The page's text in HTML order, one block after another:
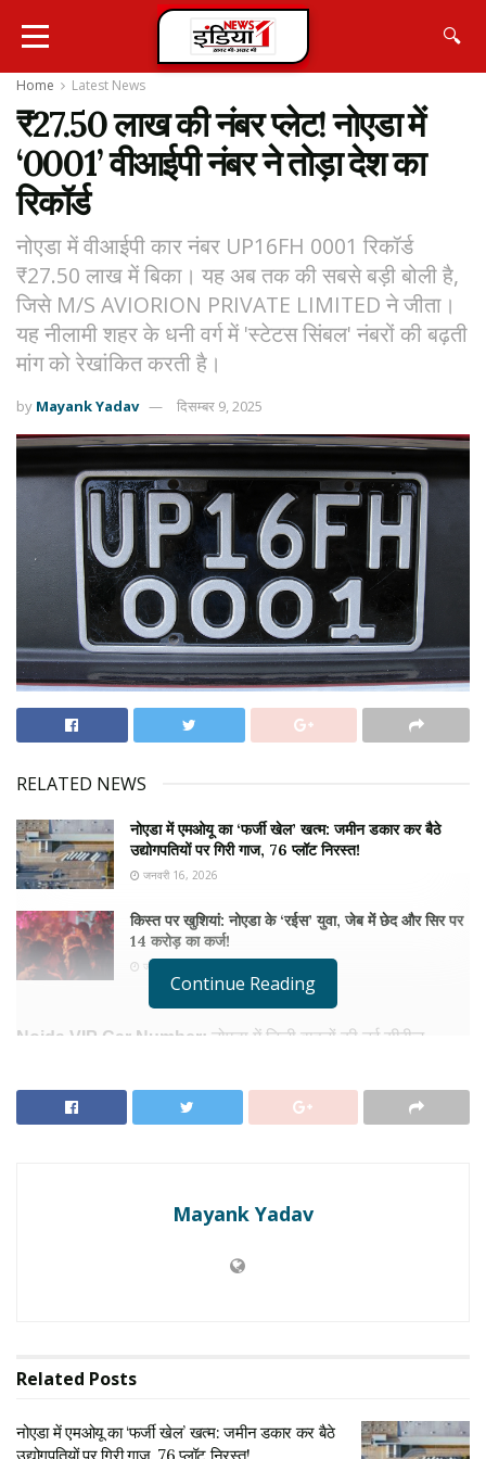
🔍
Home Latest News
₹27.50 लाख की नंबर प्लेट! नोएडा में
‘0001’ वीआईपी नंबर ने तोड़ा देश का
रिकॉर्ड
नोएडा में वीआईपी कार नंबर UP16FH 0001 रिकॉर्ड
₹27.50 लाख में बिका। यह अब तक की सबसे बड़ी बोली है,
जिसे M/S AVIORION PRIVATE LIMITED ने जीता।
यह नीलामी शहर के धनी वर्ग में 'स्टेटस सिंबल' नंबरों की बढ़ती
मांग को रेखांकित करती है।
by Mayank Yadav दिसम्बर 9, 2025
RELATED NEWS
नोएडा में एमओयू का ‘फर्जी खेल’ खत्म: जमीन डकार कर बैठे
उद्योगपतियों पर गिरी गाज, 76 प्लॉट निरस्त!
जनवरी 16, 2026
किस्त पर खुशियां: नोएडा के ‘रईस’ युवा, जेब में छेद और सिर पर
14 करोड़ का कर्ज!
जनवरी 13, 2026
Noida VIP Car Number: नोएडा में निजी वाहनों की नई सीरीज़
वीआईपी नंबर UP16FH 0001के लिए एक प्राइवेट कंपनी ने₹27 लाख
50 हज़ारकी हैरतअंगेज बोली लगाई, जो इसे उत्तर प्रदेश में किसी भी फैंसी
को पछाड़ते हुए यह प्रतिष्ठित नंबर हासिल किया और पूरी रकम ऑनलाइन
नीलामी ने तोड़े पुराने रिकॉर्ड
Continue Reading
Mayank Yadav
Related Posts
नोएडा में एमओयू का ‘फर्जी खेल’ खत्म: जमीन डकार कर बैठे
उद्योगपतियों पर गिरी गाज, 76 प्लॉट निरस्त!